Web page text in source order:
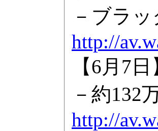
－ブラ
http://
【6月7
－約132
http://